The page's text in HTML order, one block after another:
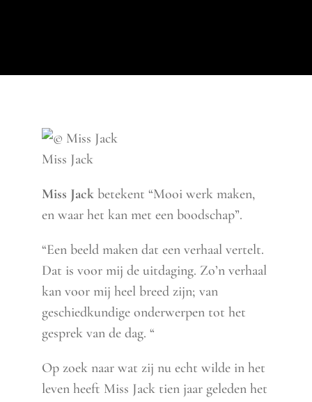
Miss Jack
Miss Jack betekent “Mooi werk maken,
en waar het kan met een boodschap”.
“Een beeld maken dat een verhaal vertelt.
Dat is voor mij de uitdaging. Zo’n verhaal
kan voor mij heel breed zijn; van
geschiedkundige onderwerpen tot het
gesprek van de dag. “
Op zoek naar wat zij nu echt wilde in het
leven heeft Miss Jack tien jaar geleden het